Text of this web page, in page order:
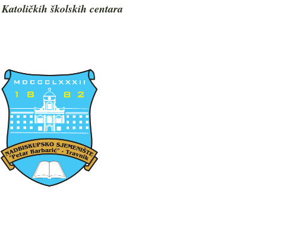
školskih centara